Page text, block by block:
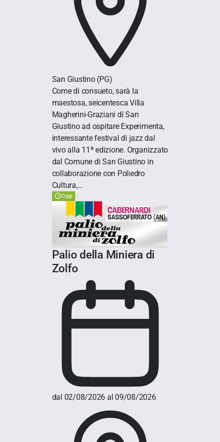
San Giustino (PG)
Come di consueto, sarà la
maestosa, seicentesca Villa
Magherini-Graziani di San
Giustino ad ospitare Experimenta,
interessante festival di jazz dal
vivo alla 11ª edizione. Organizzato
dal Comune di San Giustino in
collaborazione con Poliedro
Cultura,...
Oggi
Palio della Miniera di
Zolfo
dal 02/08/2026 al 09/08/2026